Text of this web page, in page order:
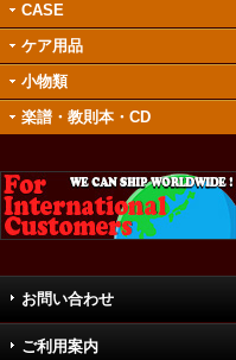
CASE
ケア用品
小物類
楽譜・教則本・CD
お問い合わせ
ご利用案内